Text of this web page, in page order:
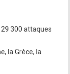
29 300 attaques
la Grèce, la